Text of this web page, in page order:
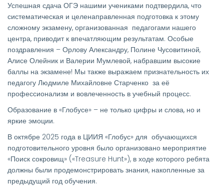
Успешная сдача ОГЭ нашими учениками подтвердила, что
систематическая и целенаправленная подготовка к этому
сложному экзамену, организованная педагогами нашего
центра, приводит к впечатляющим результатам. Особые
поздравления – Орлову Александру, Полине Чусовитиной,
Алисе Олейник и Валерии Мумлевой, набравшим высокие
баллы на экзамене! Мы также выражаем признательность их
педагогу Людмиле Михайловне Старченко за её
профессионализм и вовлеченность в учебный процесс.
Образование в «Глобусе» – не только цифры и слова, но и
яркие эмоции.
В октябре 2025 года в ЦИИЯ «Глобус» для обучающихся
подготовительного уровня было организовано мероприятие
«Поиск сокровищ» («Treasure Hunt»), в ходе которого ребята
должны были продемонстрировать знания, накопленные за
предыдущий год обучения.